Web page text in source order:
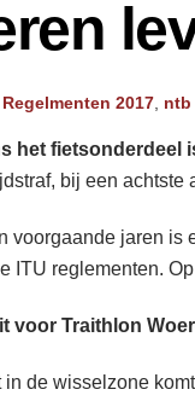
Regelmenten 2017, ntb
het fietsonderdeel
bij een
voorgaande jaren
ITU reglementen.
voor Traithlon
in de wisselzone